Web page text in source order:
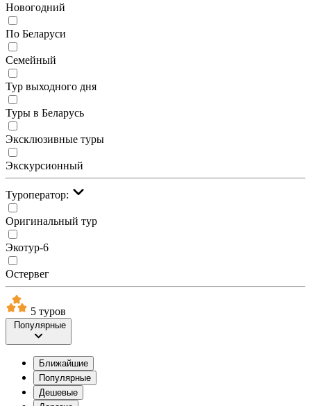
Новогодний
По Беларуси
Семейный
Тур выходного дня
Туры в Беларусь
Эксклюзивные туры
Экскурсионный
Туроператор:
Оригинальный тур
Экотур-6
Остервег
5 туров
Популярные
Ближайшие
Популярные
Дешевые